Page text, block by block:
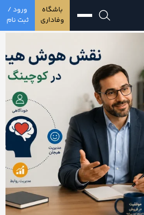
باشگاه
وفاداری
ورود /
ثبت نام